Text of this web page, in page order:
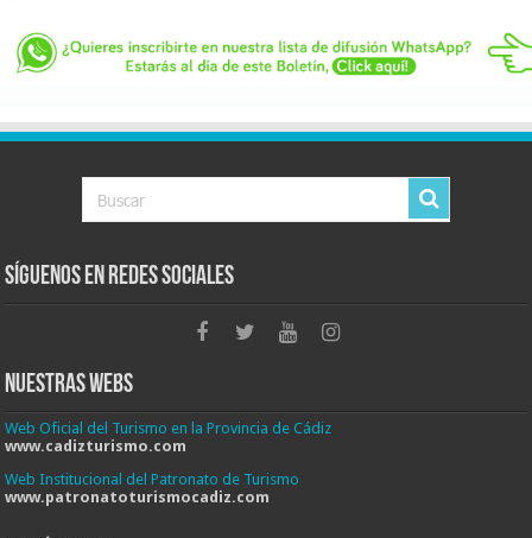
Síguenos en Redes Sociales
Nuestras Webs
Web Oficial del Turismo en la Provincia de Cádiz
www.cadizturismo.com
Web Institucional del Patronato de Turismo
www.patronatoturismocadiz.com